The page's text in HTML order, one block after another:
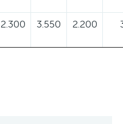
2.300 3.550 2.200